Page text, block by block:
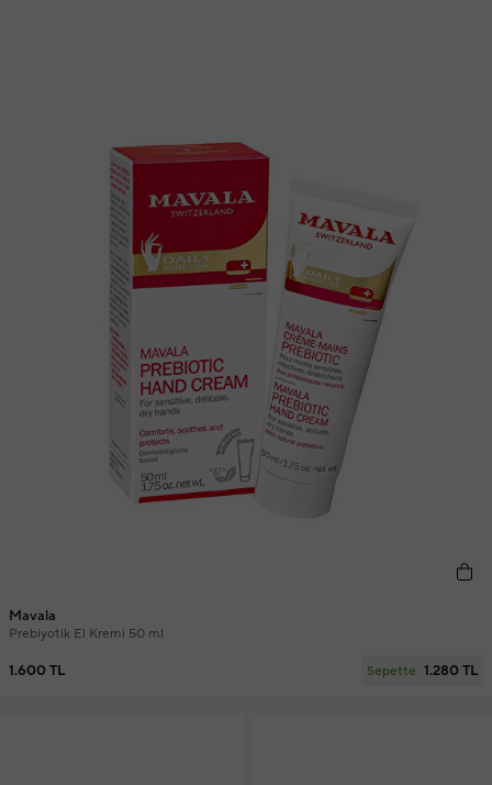
Mavala
Prebiyotik El Kremi 50 ml
1.600 TL Sepette 1.280 TL